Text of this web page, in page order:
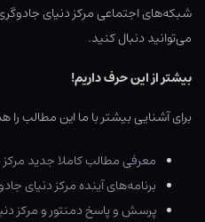
شبکه‌های اجتماعی مرکز دنیای
می‌توانید دنبال کنید.
بیشتر از این حرف داریم!
برای آشنایی بیشتر با ما این مطالب
معرفی مطالب کاملا جدید مرکز
برنامه‌های آینده مرکز دنیای
پرسش و پاسخ دمنتور و مرکز